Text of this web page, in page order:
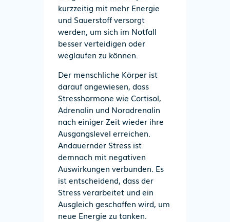
kurzzeitig mit mehr Energie
und Sauerstoff versorgt
werden, um sich im Notfall
besser verteidigen oder
weglaufen zu können.
Der menschliche Körper ist
darauf angewiesen, dass
Stresshormone wie Cortisol,
Adrenalin und Noradrenalin
nach einiger Zeit wieder ihre
Ausgangslevel erreichen.
Andauernder Stress ist
demnach mit negativen
Auswirkungen verbunden. Es
ist entscheidend, dass der
Stress verarbeitet und ein
Ausgleich geschaffen wird, um
neue Energie zu tanken.